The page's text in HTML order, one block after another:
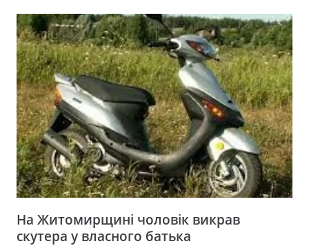
На Житомирщині чоловік викрав
скутера у власного батька